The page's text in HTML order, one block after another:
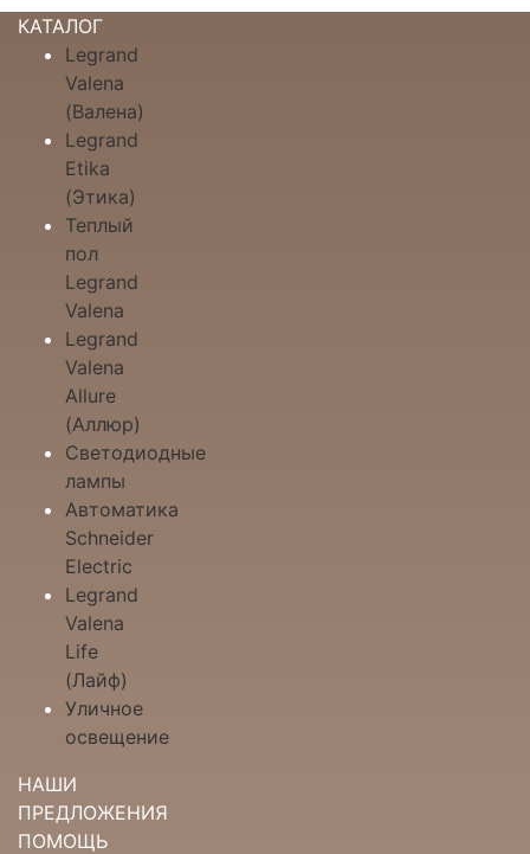
КАТАЛОГ
Legrand
Valena
(Валена)
Legrand
Etika
(Этика)
Теплый
пол
Legrand
Valena
Legrand
Valena
Allure
(Аллюр)
Светодиодные
лампы
Автоматика
Schneider
Electric
Legrand
Valena
Life
(Лайф)
Уличное
освещение
НАШИ
ПРЕДЛОЖЕНИЯ
ПОМОЩЬ